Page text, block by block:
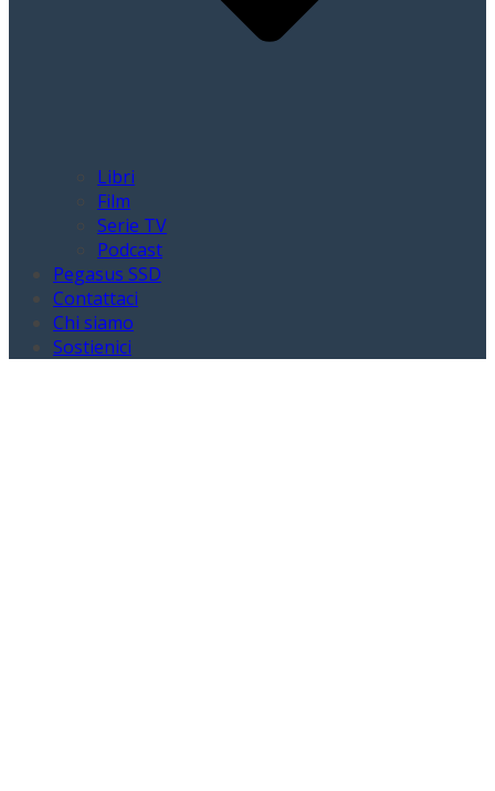
Libri
Film
Serie TV
Podcast
Pegasus SSD
Contattaci
Chi siamo
Sostienici